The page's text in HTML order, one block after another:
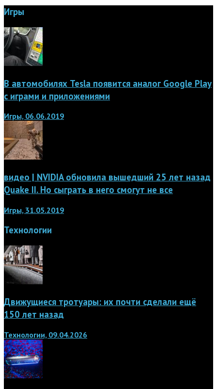
Игры
В автомобилях Tesla появится аналог Google Play
с играми и приложениями
Игры, 06.06.2019
видео | NVIDIA обновила вышедший 25 лет назад
Quake II. Но сыграть в него смогут не все
Игры, 31.05.2019
Технологии
Движущиеся тротуары: их почти сделали ещё
150 лет назад
Технологии, 09.04.2026